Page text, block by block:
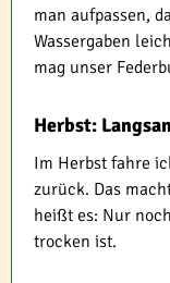
man aufpassen,
Wassergaben
mag unser
Herbst:
Im Herbst fahre
zurück. Das
heißt es: Nur
trocken ist.